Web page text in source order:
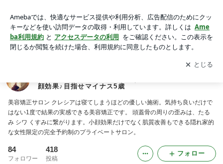
を取り顔のたるみ ほうれい線のしわ解消で小顔効果♪目指せマ
イナス5歳
アプリをダウンロードして ブログの更新通知
を受け取りまし
ょう。
開く
顔効果♪目指せマイナス5歳
美容矯正サロン クレシアは寝てしまうほどの優しい施術。気持ち良いだけで
はない1度で結果の実感できる美容矯正です。 頭蓋骨の周りの歪みは、たる
み シワ くすみに繋がります。小顔効果だけでなく肌質改善もできる隠れ家的
な女性限定の完全予約制のプライベートサロン。
84
フォロワー
418
投稿
フォロー